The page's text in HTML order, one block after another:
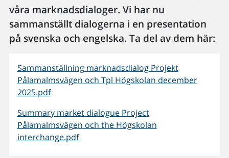
våra marknadsdialoger. Vi har nu
sammanställt dialogerna i en presentation
på svenska och engelska. Ta del av dem här:
Sammanställning marknadsdialog Projekt
Pålamalmsvägen och Tpl Högskolan december
2025.pdf
Summary market dialogue Project
Pålamalmsvägen och the Högskolan
interchange.pdf